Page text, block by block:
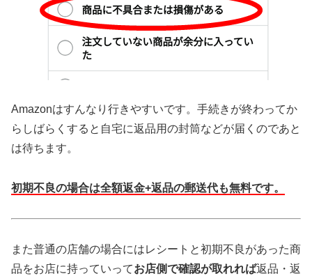
Amazonはすんなり行きやすいです。手続きが終わってか
らしばらくすると自宅に返品用の封筒などが届くのであと
は待ちます。
初期不良の場合は全額返金+返品の郵送代も無料です。
また普通の店舗の場合にはレシートと初期不良があった商
品をお店に持っていってお店側で確認が取れれば返品・返